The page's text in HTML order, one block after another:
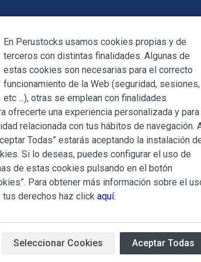
Mi cuenta Blog
700ml
Pisco
Acholado
Variedad:
Uvas Italia, Quebranta,
regulan la adquisición de los productos
es titular ALBERT SALA CIGÜELA y
los productos conlleva la aceptación plena y
que se indican, sin perjuicio de la
ser de aplicación al adquirir
Cerrar
En Perustocks usamos cookies propias y de
terceros con distintas finalidades. Algunas de
estas cookies son necesarias para el correcto
funcionamiento de la Web (seguridad, sesiones,
etc ...), otras se emplean con finalidades
ofrecerte una experiencia personalizada y para
relacionada con tus hábitos de navegación.
Todas” estarás aceptando la instalación
Si lo deseas, puedes configurar el uso de
de estas cookies pulsando en el botón
Para obtener más información sobre el
derechos haz click aquí.
Seleccionar Cookies Aceptar Todas